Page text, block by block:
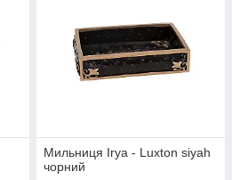
Мильниця Irya - Luxton siyah
чорний